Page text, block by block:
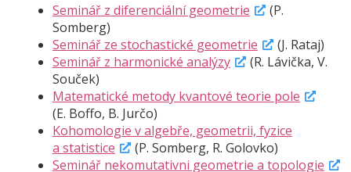
Seminář z diferenciální geometrie
(P.
Somberg)
Seminář ze stochastické geometrie
(J. Rataj)
Seminář z harmonické analýzy
(R. Lávička, V.
Souček)
Matematické metody kvantové teorie pole
(E. Boffo, B. Jurčo)
Kohomologie v algebře, geometrii, fyzice
a statistice
(P. Somberg, R. Golovko)
Seminář nekomutativni geometrie a topologie